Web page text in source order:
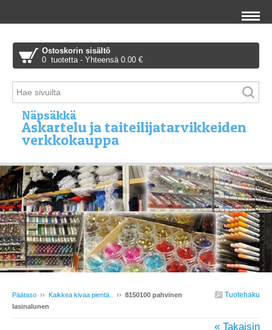
Ostoskorin sisältö
0 tuotetta - Yhteensä 0.00 €
Näpsäkkä
Askartelu ja taiteilijatarvikkeiden
verkkokauppa
Tuotehaku
Päätaso ›› Kaikkea kivaa pientä.. ›› 8150100 pahvinen
lasinalunen
« Takaisin